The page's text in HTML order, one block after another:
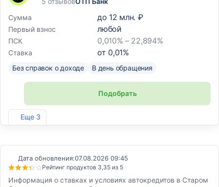
Еще 3
Сумма
до 12 млн. ₽
Первый взнос любой
ПСК 0,010% – 22,894%
Ставка от 0,01%
Без справок о доходе В день обращения
Подобрать
Лиц. №2766
Дата обновления:07.08.2026 09:45
Рейтинг продуктов 3,35 из 5
Информация о ставках и условиях автокредитов в Старом